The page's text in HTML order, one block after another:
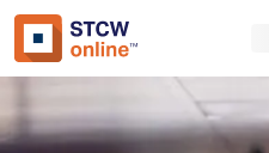
Cyber